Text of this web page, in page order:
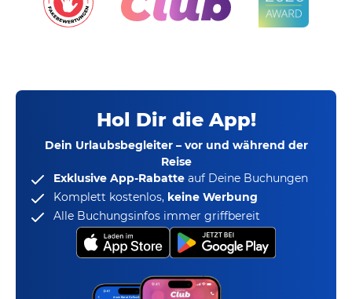
Hol Dir die App!
Dein Urlaubsbegleiter – vor und während der
Reise
Exklusive App-Rabatte auf Deine Buchungen
Komplett kostenlos, keine Werbung
Alle Buchungsinfos immer griffbereit